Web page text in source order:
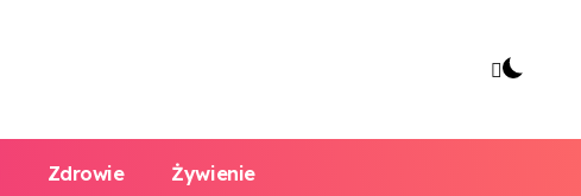
Zdrowie Żywienie